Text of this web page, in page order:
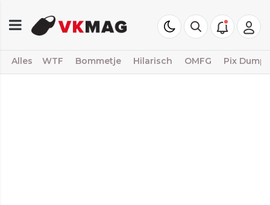
Alles WTF Bommetje Hilarisch OMFG Pix Dump